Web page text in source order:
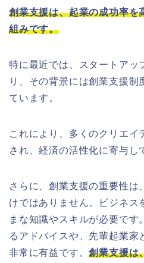
創業支援は、起業の成功率を
組みです。
特に最近では、スタートアッ
り、その背景には創業支援制
ています。
これにより、多くのクリエイ
され、経済の活性化に寄与し
さらに、創業支援の重要性は
けではありません。ビジネス
まな知識やスキルが必要です
るアドバイスや、先輩起業家
非常に有益です。創業支援は